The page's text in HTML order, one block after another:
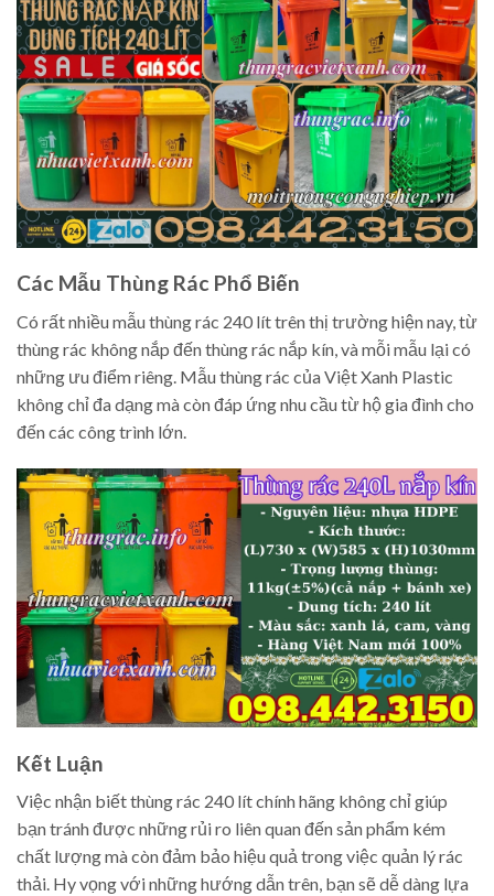
Các Mẫu Thùng Rác Phổ Biến
Có rất nhiều mẫu thùng rác 240 lít trên thị trường hiện nay, từ
thùng rác không nắp đến thùng rác nắp kín, và mỗi mẫu lại có
những ưu điểm riêng. Mẫu thùng rác của Việt Xanh Plastic
không chỉ đa dạng mà còn đáp ứng nhu cầu từ hộ gia đình cho
đến các công trình lớn.
Kết Luận
Việc nhận biết thùng rác 240 lít chính hãng không chỉ giúp
bạn tránh được những rủi ro liên quan đến sản phẩm kém
chất lượng mà còn đảm bảo hiệu quả trong việc quản lý rác
thải. Hy vọng với những hướng dẫn trên, bạn sẽ dễ dàng lựa